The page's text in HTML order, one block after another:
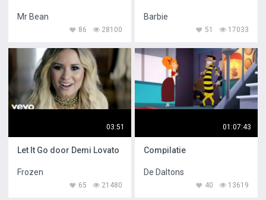
Mr Bean
28100
86
Barbie
17033
51
03:51
Let It Go door Demi Lovato
Frozen
21480
65
01:07:43
Compilatie
De Daltons
13619
40